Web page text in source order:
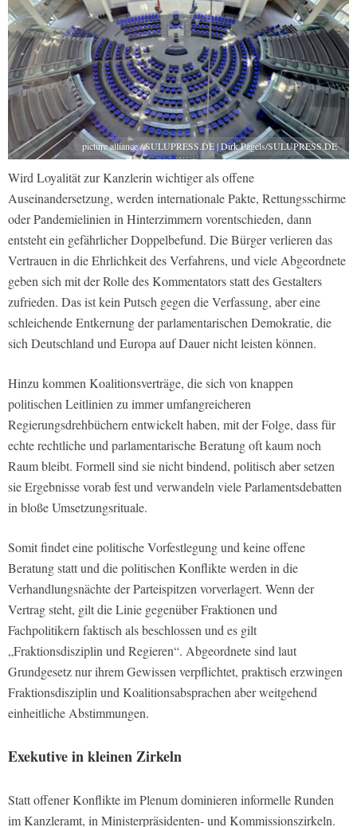
picture alliance / SULUPRESS.DE | Dirk Pagels/SULUPRESS.DE
Wird Loyalität zur Kanzlerin wichtiger als offene
Auseinandersetzung, werden internationale Pakte, Rettungsschirme
oder Pandemielinien in Hinterzimmern vorentschieden, dann
entsteht ein gefährlicher Doppelbefund. Die Bürger verlieren das
Vertrauen in die Ehrlichkeit des Verfahrens, und viele Abgeordnete
geben sich mit der Rolle des Kommentators statt des Gestalters
zufrieden. Das ist kein Putsch gegen die Verfassung, aber eine
schleichende Entkernung der parlamentarischen Demokratie, die
sich Deutschland und Europa auf Dauer nicht leisten können.
Hinzu kommen Koalitionsverträge, die sich von knappen
politischen Leitlinien zu immer umfangreicheren
Regierungsdrehbüchern entwickelt haben, mit der Folge, dass für
echte rechtliche und parlamentarische Beratung oft kaum noch
Raum bleibt. Formell sind sie nicht bindend, politisch aber setzen
sie Ergebnisse vorab fest und verwandeln viele Parlamentsdebatten
in bloße Umsetzungsrituale.
Somit findet eine politische Vorfestlegung und keine offene
Beratung statt und die politischen Konflikte werden in die
Verhandlungsnächte der Parteispitzen vorverlagert. Wenn der
Vertrag steht, gilt die Linie gegenüber Fraktionen und
Fachpolitikern faktisch als beschlossen und es gilt
„Fraktionsdisziplin und Regieren“. Abgeordnete sind laut
Grundgesetz nur ihrem Gewissen verpflichtet, praktisch erzwingen
Fraktionsdisziplin und Koalitionsabsprachen aber weitgehend
einheitliche Abstimmungen.
Exekutive in kleinen Zirkeln
Statt offener Konflikte im Plenum dominieren informelle Runden
im Kanzleramt, in Ministerpräsidenten‑ und Kommissionszirkeln.